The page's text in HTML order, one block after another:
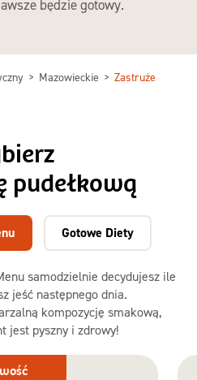
będzie gotowy.
Mazowieckie Zastruże
pudełkową
samodzielnie decydujesz ile
jeść następnego dnia.
kompozycję smakową,
jest pyszny i zdrowy!
Gotowe Diety